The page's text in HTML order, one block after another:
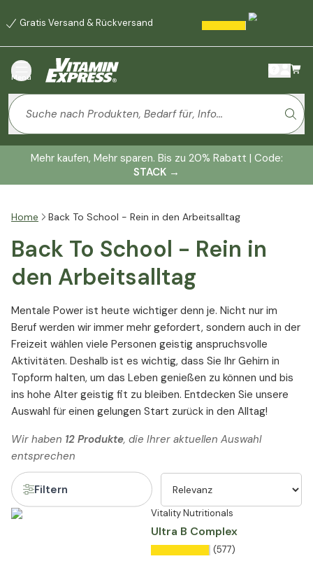
Gratis Versand & Rückversand
Menü
Mehr kaufen, Mehr sparen. Bis zu 20% Rabatt | Code:
STACK →
Home Back To School - Rein in den Arbeitsalltag
Back To School - Rein in
den Arbeitsalltag
Mentale Power ist heute wichtiger denn je. Nicht nur im
Beruf werden wir immer mehr gefordert, sondern auch in der
Freizeit wählen viele Personen geistig anspruchsvolle
Aktivitäten. Deshalb ist es wichtig, dass Sie Ihr Gehirn in
Topform halten, um das Leben genießen zu können und bis
ins hohe Alter geistig fit zu bleiben. Entdecken Sie unsere
Auswahl für einen gelungen Start zurück in den Alltag!
Wir haben 12 Produkte, die Ihrer aktuellen Auswahl
entsprechen
Filtern
Vitality Nutritionals
Ultra B Complex
(577)